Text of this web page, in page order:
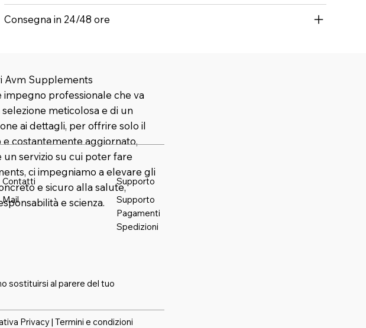
Consegna in 24/48 ore
Avm Supplements
professionale che va
meticolosa e di un
ai dettagli, per offrire solo il
costantemente aggiornato,
servizio su cui poter fare
ci impegniamo a elevare gli
e sicuro alla salute,
e scienza.
Contatti
Mail
Supporto
Supporto
Pagamenti
Spedizioni
sostituirsi al parere del tuo
Privacy|Termini e condizioni